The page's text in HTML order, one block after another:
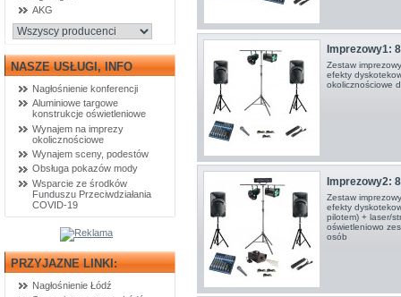
AKG
NASZE USŁUGI, INFO
Nagłośnienie konferencji
Aluminiowe targowe
konstrukcje oświetleniowe
Wynajem na imprezy
okolicznościowe
Wynajem sceny, podestów
Obsługa pokazów mody
Wsparcie ze środków
Funduszu Przeciwdziałania
COVID-19
PRZYJAZNE LINKI:
Nagłośnienie Łódź
Imprezowy1:
Zestaw
efekty
okolicznościowe
Imprezowy2:
Zestaw
efekty
pilotem) + laser/
oświetleniowo
osób